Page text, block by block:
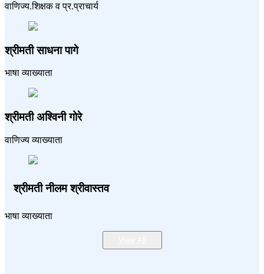
वाणिज्य.शिक्षक व प्र.प्राचार्य
श्रीमती साधना पागे
भाषा व्याख्याता
श्रीमती अश्विनी गोरे
वाणिज्य व्याख्याता
श्रीमती नीलम श्रीवास्तव
भाषा व्याख्याता